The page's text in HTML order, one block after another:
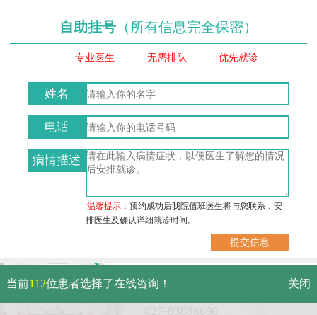
自助挂号 （所有信息完全保密）
专业医生 无需排队 优先就诊
姓名
电话
病情描述
温馨提示：预约成功后我院值班医生将与您联系，安
排医生及确认详细就诊时间。
武汉市硚口区解放大道479号
免费电话：
当前112位患者选择了在线咨询！ 关闭